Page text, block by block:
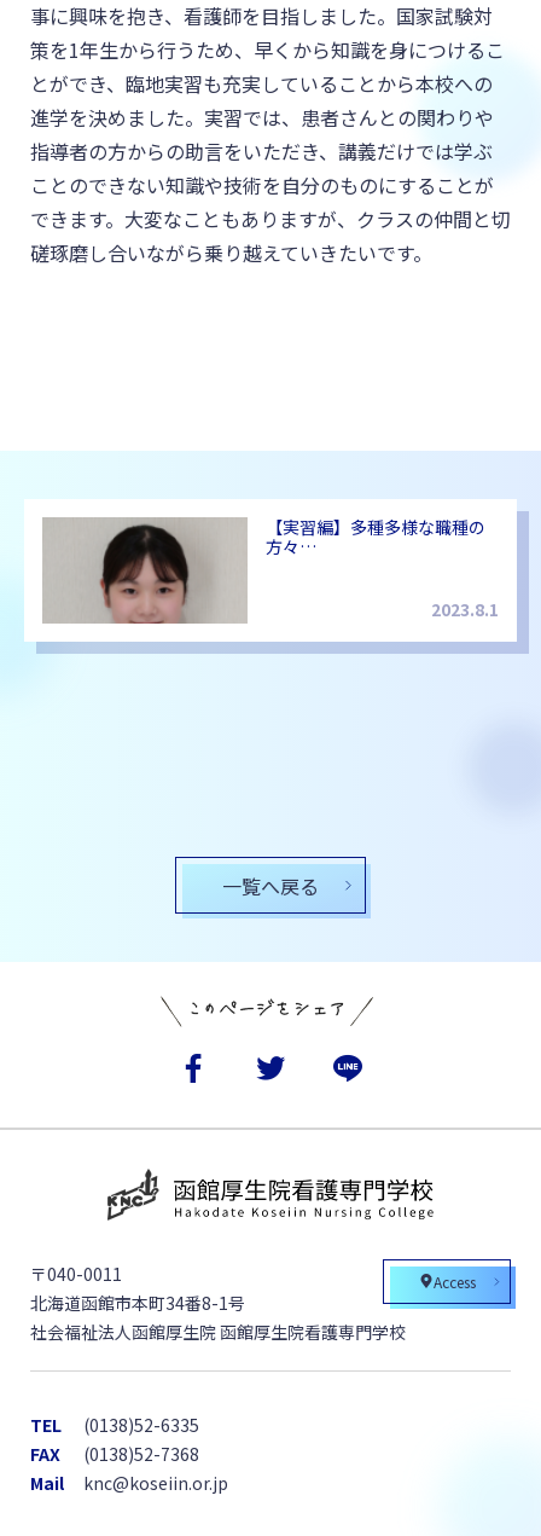
事に興味を抱き、看護師を目指しました。国家試験対
策を1年生から行うため、早くから知識を身につけるこ
とができ、臨地実習も充実していることから本校への
進学を決めました。実習では、患者さんとの関わりや
指導者の方からの助言をいただき、講義だけでは学ぶ
ことのできない知識や技術を自分のものにすることが
できます。大変なこともありますが、クラスの仲間と切
磋琢磨し合いながら乗り越えていきたいです。
【実習編】多種多様な職種の
方々…
2023.8.1
一覧へ戻る
Access
〒040-0011
北海道函館市本町34番8-1号
社会福祉法人函館厚生院 函館厚生院看護専門学校
TEL
(0138)52-6335
FAX
(0138)52-7368
Mail
knc@koseiin.or.jp